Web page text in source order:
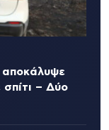
αποκάλυψε
– Δύο